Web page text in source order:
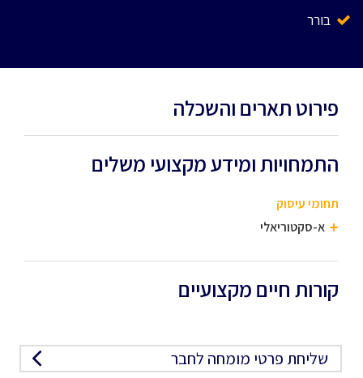
בורר
פירוט תארים והשכלה
התמחויות ומידע מקצועי משלים
תחומי עיסוק
א-סקטוריאלי
קורות חיים מקצועיים
שליחת פרטי מומחה לחבר